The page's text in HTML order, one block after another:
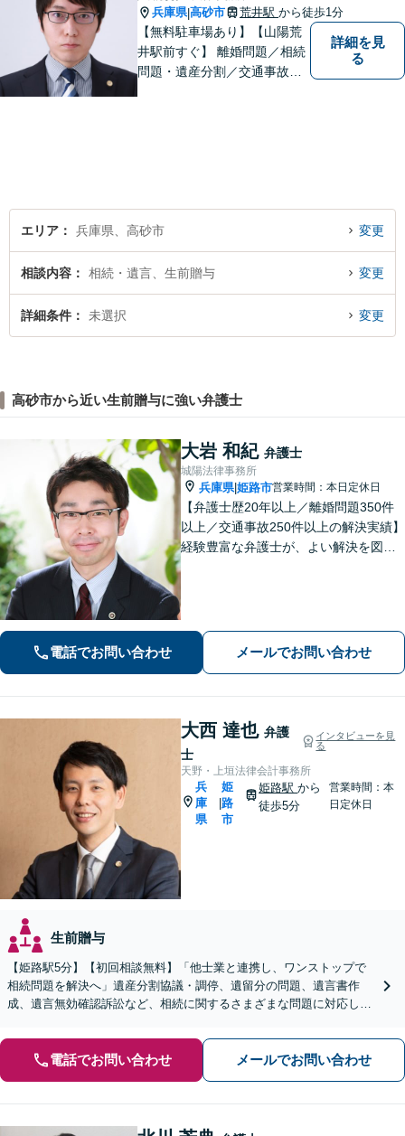
兵庫県|高砂市 荒井駅 から徒歩1分
【無料駐車場あり】【山陽荒
井駅前すぐ】 離婚問題／相続
問題・遺産分割／交通事故／
詳細を見
る
エリア 兵庫県、高砂市 変更
相談内容 相続・遺言、生前贈与 変更
詳細条件 未選択 変更
高砂市から近い生前贈与に強い弁護士
大岩 和紀 弁護士
城陽法律事務所
兵庫県|姫路市営業時間：本日定休日
【弁護士歴20年以上／離婚問題350件
以上／交通事故250件以上の解決実績】
経験豊富な弁護士が、よい解決を図り
電話でお問い合わせ メールでお問い合わせ
大西 達也 弁護
士
インタビューを見
る
天野・上垣法律会計事務所
兵
庫
県
姫
路
市
姫路駅から
徒歩5分
営業時間：本
日定休日
生前贈与
【姫路駅5分】【初回相談無料】「他士業と連携し、ワンストップで
相続問題を解決へ」遺産分割協議・調停、遺留分の問題、遺言書作
成、遺言無効確認訴訟など、相続に関するさまざまな問題に対応して
電話でお問い合わせ メールでお問い合わせ